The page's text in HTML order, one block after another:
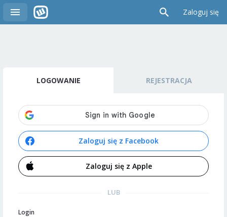
Zaloguj się
LOGOWANIE REJESTRACJA
Zaloguj się z Facebook
Zaloguj się z Apple
LUB
Login